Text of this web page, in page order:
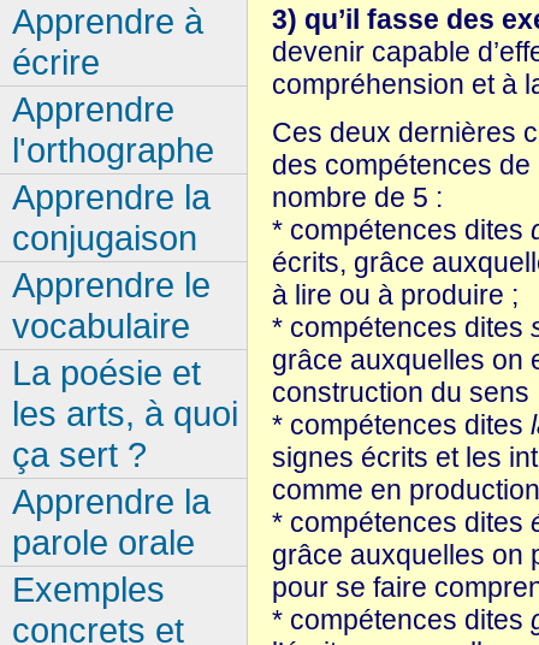
3) qu’il fasse des
devenir capable
compréhension et à
Ces deux dernières
des compétences de
nombre de 5 :
* compétences dites
écrits, grâce
à lire ou à produire ;
* compétences dites
grâce auxquelles on
construction du sens
* compétences dites
signes écrits et les
comme en
* compétences dites
grâce auxquelles on
pour se faire
* compétences dites
Apprendre à
écrire
Apprendre
l'orthographe
Apprendre la
conjugaison
Apprendre le
vocabulaire
La poésie et
les arts, à quoi
ça sert ?
Apprendre la
parole orale
Exemples
concrets et